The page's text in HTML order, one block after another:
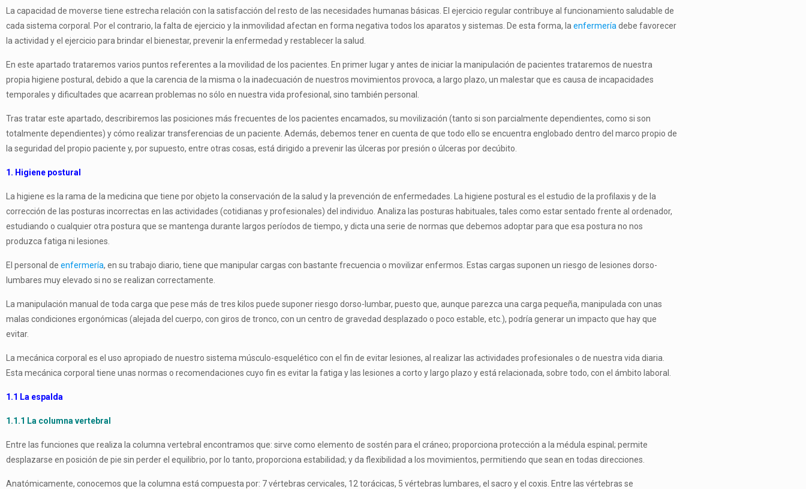
La capacidad de moverse tiene estrecha relación con la satisfacción del resto de las necesidades humanas básicas. El ejercicio regular contribuye al funcionamiento saludable de
cada sistema corporal. Por el contrario, la falta de ejercicio y la in­movilidad afectan en forma negativa todos los aparatos y sistemas. De esta forma, la enfermería debe favorecer
la actividad y el ejercicio para brindar el bienestar, prevenir la enfermedad y restablecer la salud.
En este apartado trataremos varios puntos referentes a la movilidad de los pacien­tes. En primer lugar y antes de iniciar la manipulación de pacientes trataremos de nuestra
propia higiene postural, debido a que la carencia de la misma o la inade­cuación de nuestros movimientos provoca, a largo plazo, un malestar que es causa de incapacidades
temporales y dificultades que acarrean problemas no sólo en nuestra vida profesional, sino también personal.
Tras tratar este apartado, describiremos las posiciones más frecuentes de los pa­cientes encamados, su movilización (tanto si son parcialmente dependientes, como si son
totalmente dependientes) y cómo realizar transferencias de un paciente. Además, debemos tener en cuenta de que todo ello se encuentra englobado dentro del marco propio de
la seguridad del propio paciente y, por supuesto, entre otras cosas, está dirigido a prevenir las úlceras por presión o úlceras por decúbito.
1. Higiene postural
La higiene es la rama de la medicina que tiene por objeto la conservación de la salud y la prevención de enfermedades. La higiene postural es el estudio de la pro­filaxis y de la
corrección de las posturas incorrectas en las actividades (cotidianas y profesionales) del individuo. Analiza las posturas habituales, tales como estar sentado frente al ordenador,
estudiando o cualquier otra postura que se mantenga durante largos períodos de tiempo, y dicta una serie de normas que debemos adop­tar para que esa postura no nos
produzca fatiga ni lesiones.
El personal de enfermería, en su trabajo diario, tiene que manipular cargas con bastante frecuencia o movilizar enfermos. Estas cargas suponen un riesgo de lesio­nes dorso-
lumbares muy elevado si no se realizan correctamente.
La manipulación manual de toda carga que pese más de tres kilos puede suponer riesgo dorso-lumbar, puesto que, aunque parezca una carga pequeña, manipulada con unas
malas condiciones ergonómicas (alejada del cuerpo, con giros de tronco, con un centro de gravedad desplazado o poco estable, etc.), podría generar un impacto que hay que
evitar.
La mecánica corporal es el uso apropiado de nuestro sistema músculo-esquelético con el fin de evitar lesiones, al realizar las actividades profesionales o de nuestra vida diaria.
Esta mecánica corporal tiene unas normas o recomendaciones cuyo fin es evitar la fatiga y las lesiones a corto y largo plazo y está relacionada, sobre todo, con el ámbito laboral.
1.1 La espalda
1.1.1 La columna vertebral
Entre las funciones que realiza la columna vertebral encontramos que: sirve como elemento de sostén para el cráneo; proporciona protección a la médula espinal; permite
desplazarse en posición de pie sin perder el equilibrio, por lo tanto, pro­porciona estabilidad; y da flexibilidad a los movimientos, permitiendo que sean en todas direcciones.
Anatómicamente, conocemos que la columna está compuesta por: 7 vértebras cer­vicales, 12 torácicas, 5 vértebras lumbares, el sacro y el coxis. Entre las vértebras se